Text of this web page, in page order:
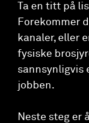
Ta en titt på
Forekommer
kanaler, eller
fysiske
sannsynligvis
jobben.
Neste steg er